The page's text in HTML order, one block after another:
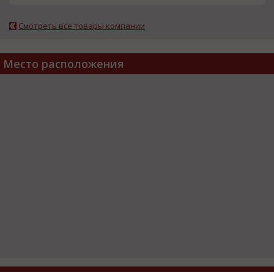
Смотреть все товары компании
Место расположения